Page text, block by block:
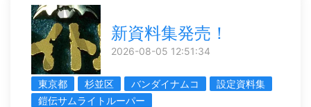
新資料集発売！
2026-08-05 12:51:34
東京都 杉並区 バンダイナムコ
設定資料集
鎧伝サムライトルーパー